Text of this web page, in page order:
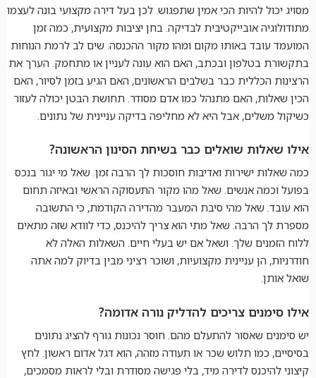
מסויג יכול להיות הכי אמין שתפגוש. לכן בעל דירה מקצועי בונה לעצמו
מתודולוגיה אובייקטיבית לבדיקה. בחן יציבות מקצועית, כמה זמן
המועמד עובד באותו מקום ומהו מקור ההכנסה. שים לב לרמת הנוחות
בתקשורת בטלפון ובכתב, האם הוא עונה לעניין או מתחמק. הערך את
הרצינות הכללית כבר בשלבים הראשונים, האם הגיע בזמן לסיור, האם
הכין שאלות, האם מתנהל כמו אדם מסודר. תחושת הבטן יכולה לעזור
כשיקול משלים, אבל היא לא מחליפה בדיקה עניינית של נתונים.
אילו שאלות שואלים כבר בשיחת הסינון הראשונה?
כמה שאלות ישירות ואדיבות חוסכות לך הרבה זמן. שאל מי יגור בנכס
בפועל וכמה אנשים. שאל מהו מקור התעסוקה הראשי ובאיזה תחום
הוא עובד. שאל מהי סיבת המעבר מהדירה הקודמת, כי התשובה
מספרת לך הרבה. שאל מתי הוא צריך להיכנס, כדי לוודא שזה מתאים
ללוח הזמנים שלך. ושאל אם יש בעלי חיים. השאלות האלה לא
חודרניות, הן עניינית מקצועיות, ושוכר רציני מבין בדיוק למה אתה
שואל אותן.
אילו סימנים צריכים להדליק נורה אדומה?
יש סימנים שאסור להתעלם מהם. חוסר נכונות גורף להציג נתונים
בסיסיים, כמו תלוש שכר או תעודה מזהה, הוא דגל אדום ראשון. לחץ
קיצוני להיכנס לדירה מיד, בלי פגישה מסודרת ובלי לראות מסמכים,